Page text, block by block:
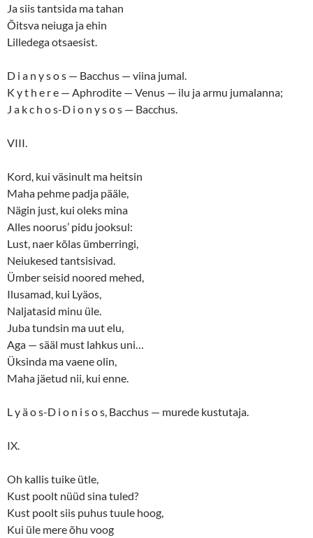
Ja siis tantsida ma tahan
Õitsva neiuga ja ehin
Lilledega otsaesist.
D i a n y s o s — Bacchus — viina jumal.
K y t h e r e — Aphrodite — Venus — ilu ja armu jumalanna;
J a k c h o s-D i o n y s o s — Bacchus.
VIII.
Kord, kui väsinult ma heitsin
Maha pehme padja pääle,
Nägin just, kui oleks mina
Alles noorus’ pidu jooksul:
Lust, naer kõlas ümberringi,
Neiukesed tantsisivad.
Ümber seisid noored mehed,
Ilusamad, kui Lyäos,
Naljatasid minu üle.
Juba tundsin ma uut elu,
Aga — sääl must lahkus uni…
Üksinda ma vaene olin,
Maha jäetud nii, kui enne.
L y ä o s-D i o n i s o s, Bacchus — murede kustutaja.
IX.
Oh kallis tuike ütle,
Kust poolt nüüd sina tuled?
Kust poolt siis puhus tuule hoog,
Kui üle mere õhu voog